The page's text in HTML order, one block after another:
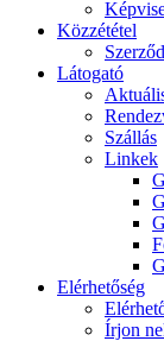
Közzététel
Látogató
Szállás
Linkek
Elérhetőség
Írjon